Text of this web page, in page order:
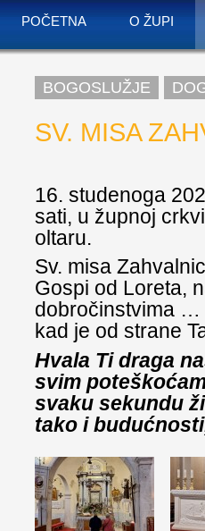
POČETNA O ŽUPI
BOGOSLUŽJE
SV. MISA
16. studenoga
sati, u župnoj
oltaru.
Sv. misa
Gospi od Loreta,
dobročinstvima …
kad je od strane
Hvala Ti draga
svim
svaku sekundu
tako i